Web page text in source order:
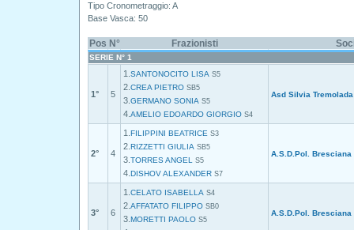
Tipo Cronometraggio: A
Base Vasca: 50
Pos N° Frazionisti
SERIE N° 1
1° 5
1. SANTONOCITO LISA S5
2. CREA PIETRO SB5
3. GERMANO SONIA S5
4. AMELIO EDOARDO GIORGIO S4
Asd Silvia
2° 4
1. FILIPPINI BEATRICE S3
2. RIZZETTI GIULIA SB5
3. TORRES ANGEL S5
4. DISHOV ALEXANDER S7
A.S.D.Pol. Bresciana
3° 6
1. CELATO ISABELLA S4
2. AFFATATO FILIPPO SB0
3. MORETTI PAOLO S5
A.S.D.Pol. Bresciana